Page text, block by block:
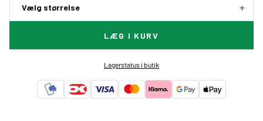
Vælg størrelse
LÆG I KURV
Lagerstatus i butik